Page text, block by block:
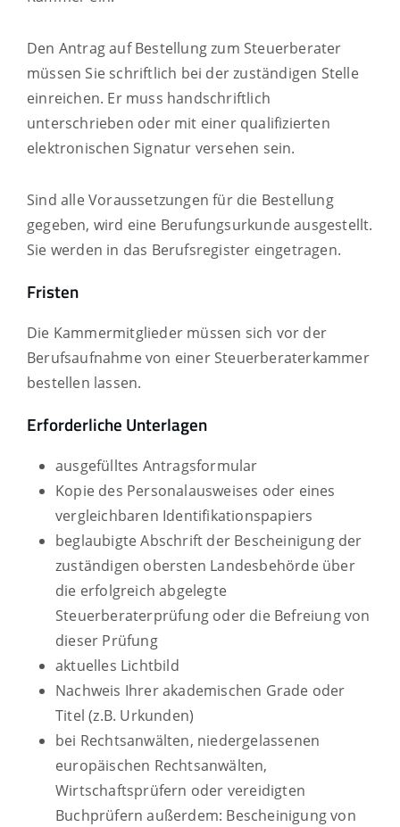
Den Antrag auf Bestellung zum Steuerberater
müssen Sie schriftlich bei der zuständigen Stelle
einreichen. Er muss handschriftlich
unterschrieben oder mit einer qualifizierten
elektronischen Signatur versehen sein.
Sind alle Voraussetzungen für die Bestellung
gegeben, wird eine Berufungsurkunde ausgestellt.
Sie werden in das Berufsregister eingetragen.
Fristen
Die Kammermitglieder müssen sich vor der
Berufsaufnahme von einer Steuerberaterkammer
bestellen lassen.
Erforderliche Unterlagen
ausgefülltes Antragsformular
Kopie des Personalausweises oder eines
vergleichbaren Identifikationspapiers
beglaubigte Abschrift der Bescheinigung der
zuständigen obersten Landesbehörde über
die erfolgreich abgelegte
Steuerberaterprüfung oder die Befreiung von
dieser Prüfung
aktuelles Lichtbild
Nachweis Ihrer akademischen Grade oder
Titel (z.B. Urkunden)
bei Rechtsanwälten, niedergelassenen
europäischen Rechtsanwälten,
Wirtschaftsprüfern oder vereidigten
Buchprüfern außerdem: Bescheinigung von